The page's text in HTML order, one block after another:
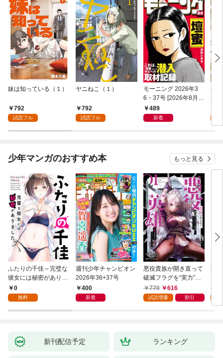
妹は知っている（１）
792
試読フル
ヤニねこ（１）
792
試読フル
モーニング 2026年3
6・37号 [2026年8月6
日発売]
489
新着
ゲ
貴
を
し
少年マンガのおすすめ本 もっと見る
ふたりの千佳～完璧な
彼女には秘密がありま
した(1)
0
無料
週刊少年チャンピオン
2026年36+37号
400
新着
悪役貴族が開き直って
破滅フラグを“実力”で
叩き折っていたら、い
つの間にかヒロイン達
770 616
試読増量 割引
弱
新刊配信予定 ランキング